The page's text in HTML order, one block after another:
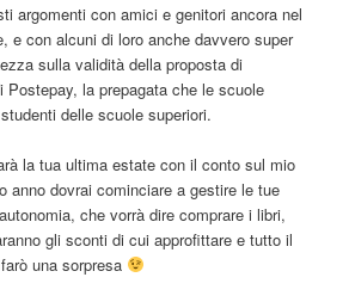
argomenti con amici e genitori ancora nel
e con alcuni di loro anche davvero super
sulla validità della proposta di
Postepay, la prepagata che le scuole
delle scuole superiori.
la tua ultima estate con il conto sul mio
anno dovrai cominciare a gestire le tue
che vorrà dire comprare i libri,
gli sconti di cui approfittare e tutto il
una sorpresa